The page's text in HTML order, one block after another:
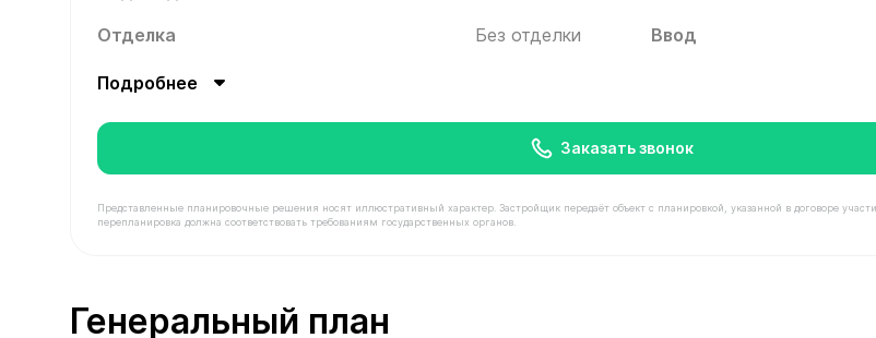
Отделка
Без отделки Ввод
Подробнее
Заказать звонок
Представленные планировочные решения носят иллюстративный характер. Застройщик передаёт объект с планировкой, указанной в договоре
перепланировка должна соответствовать требованиям государственных органов.
Генеральный план